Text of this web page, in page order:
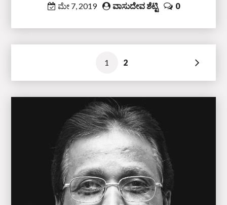
ಮೇ 7, 2019 ವಾಸುದೇವ ಶೆಟ್ಟಿ 0
1 2